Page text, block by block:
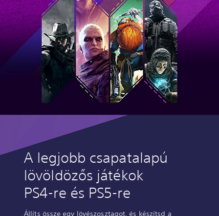
A legjobb csapatalapú
lövöldözős játékok
PS4-re és PS5-re
Állíts össze egy lövészosztagot, és készítsd a